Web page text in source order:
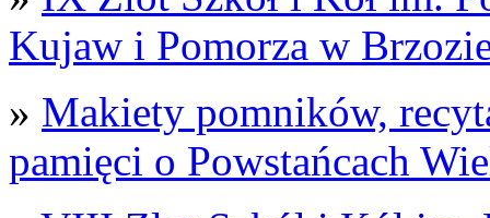
Kujaw i Pomorza w
» Makiety pomników,
pamięci o Powstańcach